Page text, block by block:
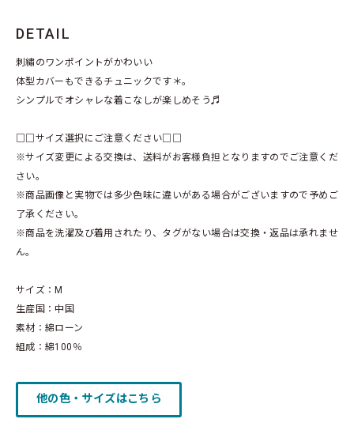
DETAIL
刺繡のワンポイントがかわいい
体型カバーもできるチュニックです＊。
シンプルでオシャレな着こなしが楽しめそう♬
□□サイズ選択にご注意ください□□
※サイズ変更による交換は、送料がお客様負担となりますのでご注意くだ
さい。
※商品画像と実物では多少色味に違いがある場合がございますので予めご
了承ください。
※商品を洗濯及び着用されたり、タグがない場合は交換・返品は承れませ
ん。
サイズ：M
生産国：中国
素材：綿ローン
組成：綿100％
他の色・サイズはこちら